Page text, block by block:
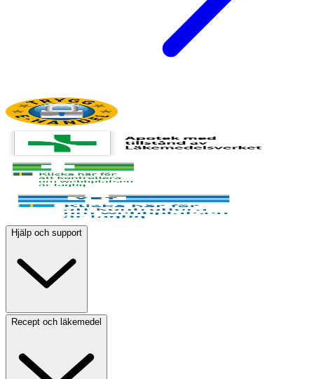
Hjälp och support
Recept och läkemedel